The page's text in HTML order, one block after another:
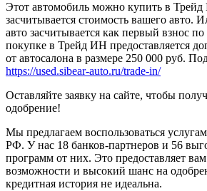
Этот автомобиль можно купить в
засчитывается стоимость вашего авто.
авто засчитывается как первый взнос
покупке в Трейд ИН предоставляется
от автосалона в размере 250 000 руб.
https://used.sibear-auto.ru/trade-in/
Оставляйте заявку на сайте, чтобы
одобрение!
Мы предлагаем воспользоваться
РФ. У нас 18 банков-партнеров и 56
программ от них. Это предоставляет
возможности и высокий шанс на
кредитная история не идеальна.